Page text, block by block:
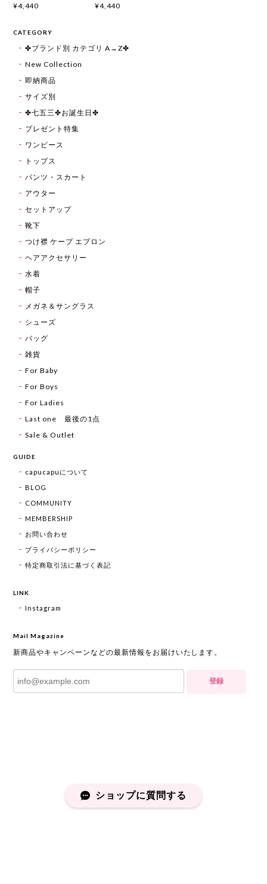
¥4,440
¥4,440
CATEGORY
✤ブランド別 カテゴリ A→Z✤
New Collection
即納商品
サイズ別
✤七五三✤お誕生日✤
プレゼント特集
ワンピース
トップス
パンツ・スカート
アウター
セットアップ
靴下
つけ襟 ケープ エプロン
ヘアアクセサリー
水着
帽子
メガネ＆サングラス
シューズ
バッグ
雑貨
For Baby
For Boys
For Ladies
Last one 最後の1点
Sale & Outlet
GUIDE
capucapuについて
BLOG
COMMUNITY
MEMBERSHIP
お問い合わせ
プライバシーポリシー
特定商取引法に基づく表記
LINK
Instagram
Mail Magazine
新商品やキャンペーンなどの最新情報をお届けいたします。
登録
ショップに質問する